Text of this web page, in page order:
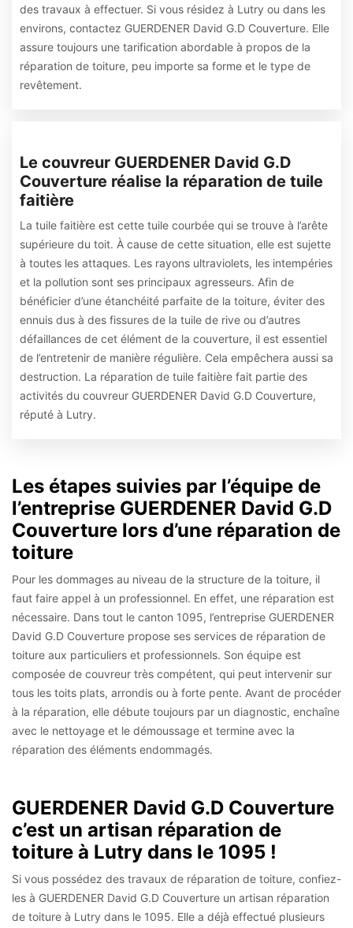
des travaux à effectuer. Si vous résidez à Lutry ou dans les
environs, contactez GUERDENER David G.D Couverture. Elle
assure toujours une tarification abordable à propos de la
réparation de toiture, peu importe sa forme et le type de
revêtement.
Le couvreur GUERDENER David G.D
Couverture réalise la réparation de tuile
faitière
La tuile faitière est cette tuile courbée qui se trouve à l’arête
supérieure du toit. À cause de cette situation, elle est sujette
à toutes les attaques. Les rayons ultraviolets, les intempéries
et la pollution sont ses principaux agresseurs. Afin de
bénéficier d’une étanchéité parfaite de la toiture, éviter des
ennuis dus à des fissures de la tuile de rive ou d’autres
défaillances de cet élément de la couverture, il est essentiel
de l’entretenir de manière régulière. Cela empêchera aussi sa
destruction. La réparation de tuile faitière fait partie des
activités du couvreur GUERDENER David G.D Couverture,
réputé à Lutry.
Les étapes suivies par l’équipe de
l’entreprise GUERDENER David G.D
Couverture lors d’une réparation de
toiture
Pour les dommages au niveau de la structure de la toiture, il
faut faire appel à un professionnel. En effet, une réparation est
nécessaire. Dans tout le canton 1095, l’entreprise GUERDENER
David G.D Couverture propose ses services de réparation de
toiture aux particuliers et professionnels. Son équipe est
composée de couvreur très compétent, qui peut intervenir sur
tous les toits plats, arrondis ou à forte pente. Avant de procéder
à la réparation, elle débute toujours par un diagnostic, enchaîne
avec le nettoyage et le démoussage et termine avec la
réparation des éléments endommagés.
GUERDENER David G.D Couverture
c’est un artisan réparation de
toiture à Lutry dans le 1095 !
Si vous possédez des travaux de réparation de toiture, confiez-
les à GUERDENER David G.D Couverture un artisan réparation
de toiture à Lutry dans le 1095. Elle a déjà effectué plusieurs